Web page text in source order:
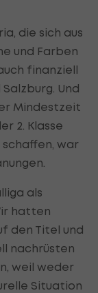
die sich aus
und Farben
finanziell
Und
Mindestzeit
2. Klasse
war
als
hatten
den Titel und
nachrüsten
weil weder
Situation